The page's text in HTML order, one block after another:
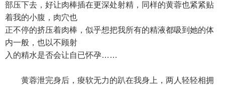
部压下去，好让肉棒插在更深处射精，同样的黄蓉也紧紧贴
着我的小腹，肉穴也
正不停的挤压着肉棒，似乎想把我所有的精液都吸到她的体
内一般，也以不顾射
入的精水是否会让自已怀孕……
黄蓉泄完身后，痠软无力的趴在我身上，两人轻轻相拥